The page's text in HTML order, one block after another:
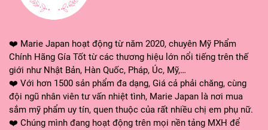
HƯỚNG DẪN SỬ DỤNG
Combo mờ thâm trắng da vùng nách
Wakilala Nhật Bảncó cách sử dụng đơn giản
dễ thực hiện như sau:
Bước 1: Lấy 1 lượng thích hợp xoa đều rồi
matxa vùng nách 2-3 phút rồi rửa đi. - Sử
❤️ Marie Japan hoạt động từ năm 2020, chuyên Mỹ Phẩm
Chính Hãng Gía Tốt từ các thương hiệu lớn nổi tiếng trên thế
giới như Nhật Bản, Hàn Quốc, Pháp, Úc, Mỹ,…
❤️ Với hơn 1500 sản phẩm đa dạng, Giá cả phải chăng, cùng
đội ngũ nhân viên tư vấn nhiệt tình, Marie Japan là nơi mua
sắm mỹ phẩm uy tín, quen thuộc của rất nhiều chị em phụ nữ.
❤️ Chúng mình đang hoạt động trên mọi nền tảng MXH để